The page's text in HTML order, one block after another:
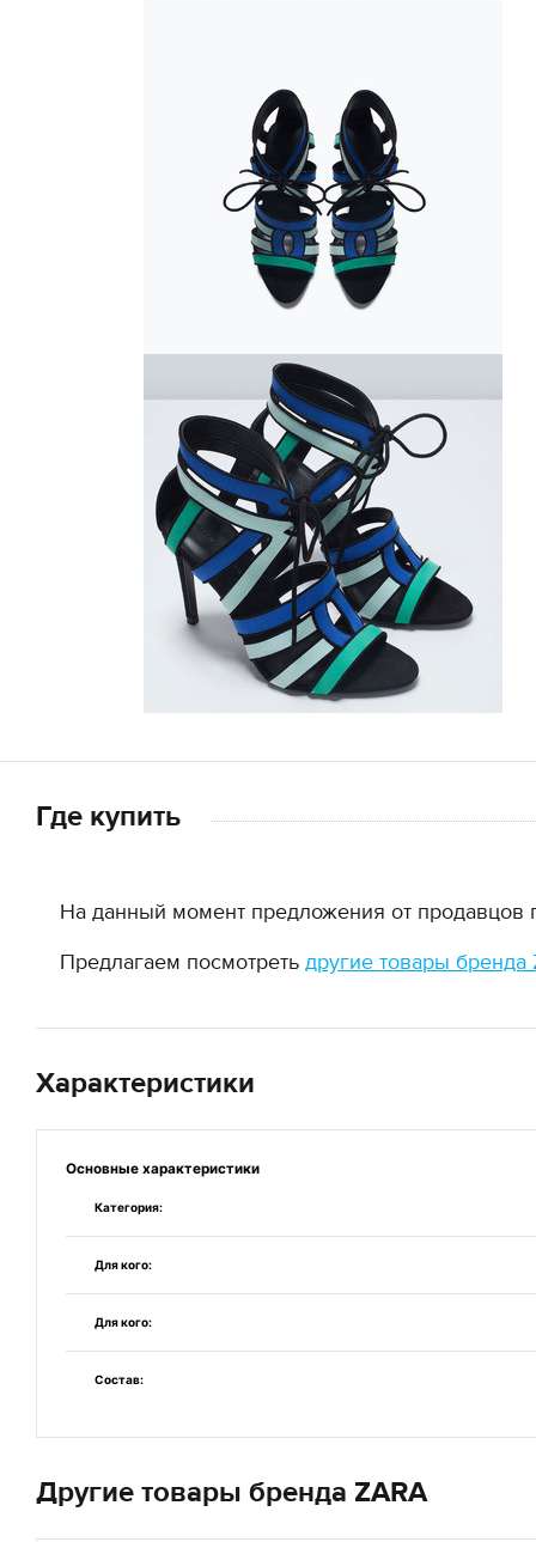
Где купить
На данный момент предложения от продавцов
Предлагаем посмотреть другие товары бренда
Характеристики
Основные характеристики
Категория:
Для кого:
Для кого:
Состав:
Другие товары бренда ZARA